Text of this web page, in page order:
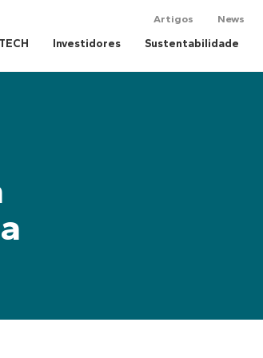
Artigos News
Investidores Sustentabilidade